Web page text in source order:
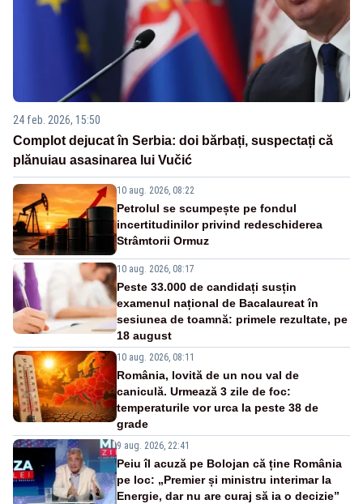
24 feb. 2026, 15:50
Complot dejucat în Serbia: doi bărbați, suspectați că
plănuiau asasinarea lui Vučić
10 aug. 2026, 08:22
Petrolul se scumpește pe fondul
incertitudinilor privind redeschiderea
Strâmtorii Ormuz
10 aug. 2026, 08:17
Peste 33.000 de candidați susțin
examenul național de Bacalaureat în
sesiunea de toamnă: primele rezultate, pe
18 august
10 aug. 2026, 08:11
România, lovită de un nou val de
caniculă. Urmează 3 zile de foc:
temperaturile vor urca la peste 38 de
grade
9 aug. 2026, 22:41
Peiu îl acuză pe Bolojan că ține România
pe loc: „Premier și ministru interimar la
Energie, dar nu are curaj să ia o decizie”